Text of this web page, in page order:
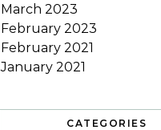
March 2023
February 2023
February 2021
January 2021
CATEGORIES